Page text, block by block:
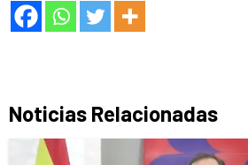
Noticias Relacionadas